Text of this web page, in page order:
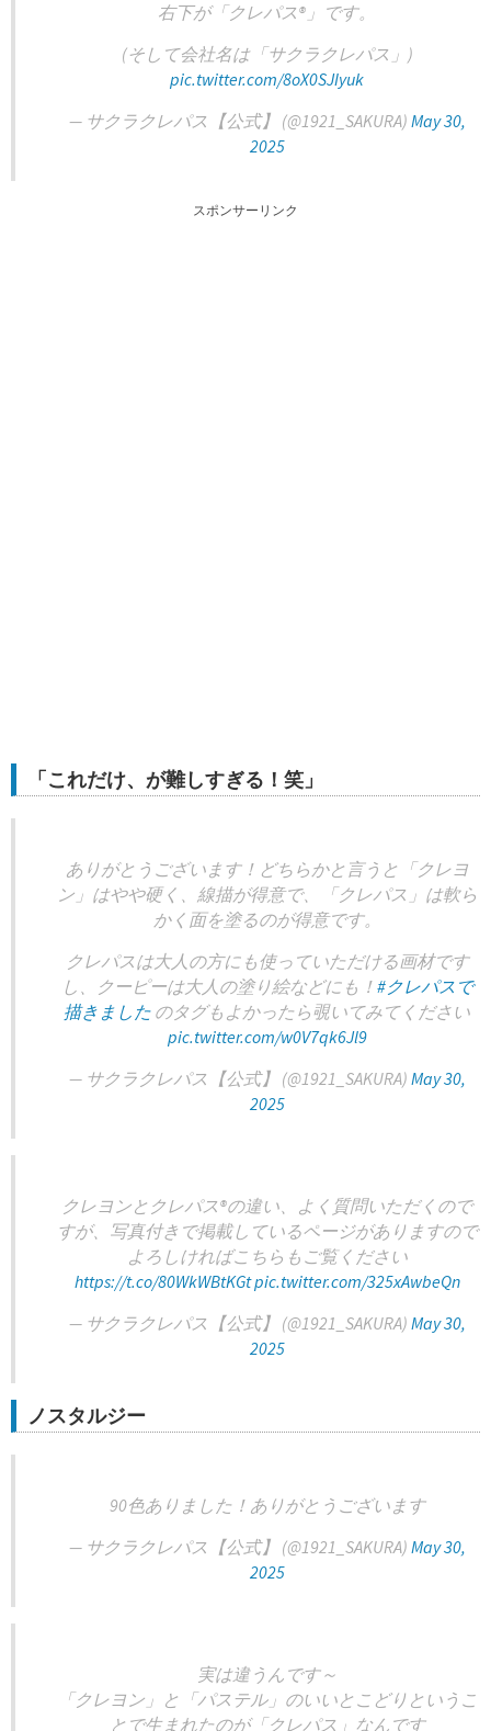
右下が「クレパス®︎」です。
(そして会社名は「サクラクレパス」)
pic.twitter.com/8oX0SJIyuk
— サクラクレパス【公式】 (@1921_SAKURA) May 30,
2025
スポンサーリンク
「これだけ、が難しすぎる！笑」
ありがとうございます！どちらかと言うと「クレヨ
ン」はやや硬く、線描が得意で、「クレパス」は軟ら
かく面を塗るのが得意です。
クレパスは大人の方にも使っていただける画材です
し、クーピーは大人の塗り絵などにも！ #クレパスで
描きました のタグもよかったら覗いてみてください
pic.twitter.com/w0V7qk6Jl9
— サクラクレパス【公式】 (@1921_SAKURA) May 30,
2025
クレヨンとクレパス®︎の違い、よく質問いただくので
すが、写真付きで掲載しているページがありますので
よろしければこちらもご覧ください
https://t.co/80WkWBtKGtpic.twitter.com/325xAwbeQn
— サクラクレパス【公式】 (@1921_SAKURA) May 30,
2025
ノスタルジー
90色ありました！ありがとうございます
— サクラクレパス【公式】 (@1921_SAKURA) May 30,
2025
実は違うんです～
「クレヨン」と「パステル」のいいとこどりというこ
とで生まれたのが「クレパス」なんです